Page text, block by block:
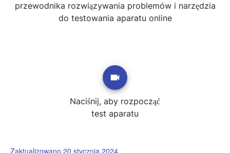
przewodnika rozwiązywania problemów i narzędzia
do testowania aparatu online
Naciśnij, aby rozpocząć
test aparatu
Zaktualizowano 20 stycznia 2024